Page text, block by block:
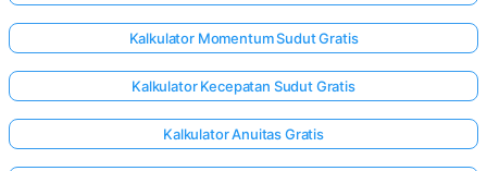
Kalkulator Momentum Sudut Gratis
Kalkulator Kecepatan Sudut Gratis
Kalkulator Anuitas Gratis